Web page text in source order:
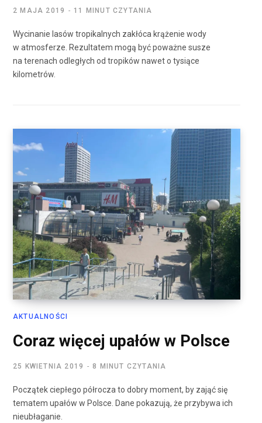
2 MAJA 2019 11 MINUT CZYTANIA
Wycinanie lasów tropikalnych zakłóca krążenie wody
w atmosferze. Rezultatem mogą być poważne susze
na terenach odległych od tropików nawet o tysiące
kilometrów.
AKTUALNOŚCI
Coraz więcej upałów w Polsce
25 KWIETNIA 2019 8 MINUT CZYTANIA
Początek ciepłego półrocza to dobry moment, by zająć się
tematem upałów w Polsce. Dane pokazują, że przybywa ich
nieubłaganie.